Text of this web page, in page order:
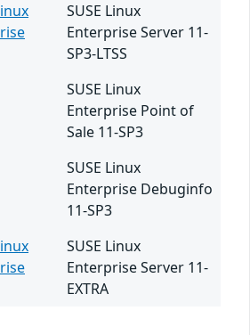
SUSE Linux
Enterprise Server 11-
SP3-LTSS
SUSE Linux
Enterprise Point of
Sale 11-SP3
SUSE Linux
Enterprise Debuginfo
11-SP3
SUSE Linux
Enterprise Server 11-
EXTRA